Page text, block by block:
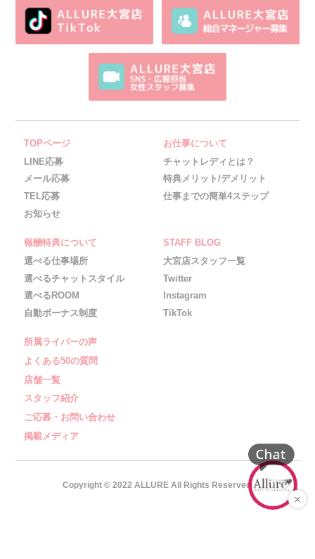
TOPページ
LINE応募
メール応募
TEL応募
お知らせ
お仕事について
チャットレディとは？
特典メリット/デメリット
仕事までの簡単4ステップ
報酬特典について
選べる仕事場所
選べるチャットスタイル
選べるROOM
自動ボーナス制度
STAFF BLOG
大宮店スタッフ一覧
Twitter
Instagram
TikTok
所属ライバーの声
よくある50の質問
店舗一覧
スタッフ紹介
ご応募・お問い合わせ
掲載メディア
Copyright © 2022 ALLURE All Rights Reserved.